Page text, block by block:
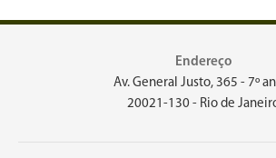
Endereço
Av. General Justo, 365 - 7º
20021-130 - Rio de